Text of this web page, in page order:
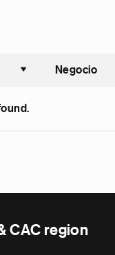
Ordenar
Negocio
CAC region